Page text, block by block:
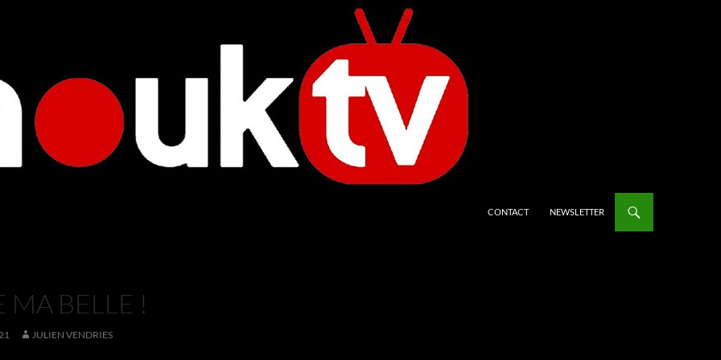
CONTACT NEWSLETTER
MA BELLE !
JULIEN VENDRIES